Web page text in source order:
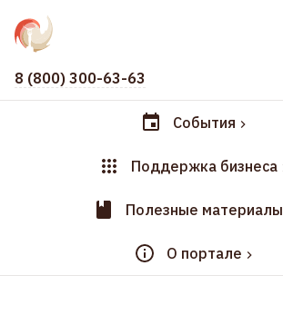
8 (800) 300-63-63
События
Поддержка бизнеса
Полезные материалы
О портале